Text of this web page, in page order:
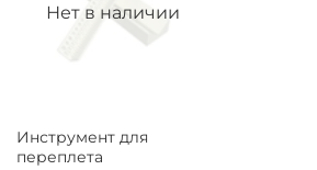
Нет в наличии
Инструмент для
переплета